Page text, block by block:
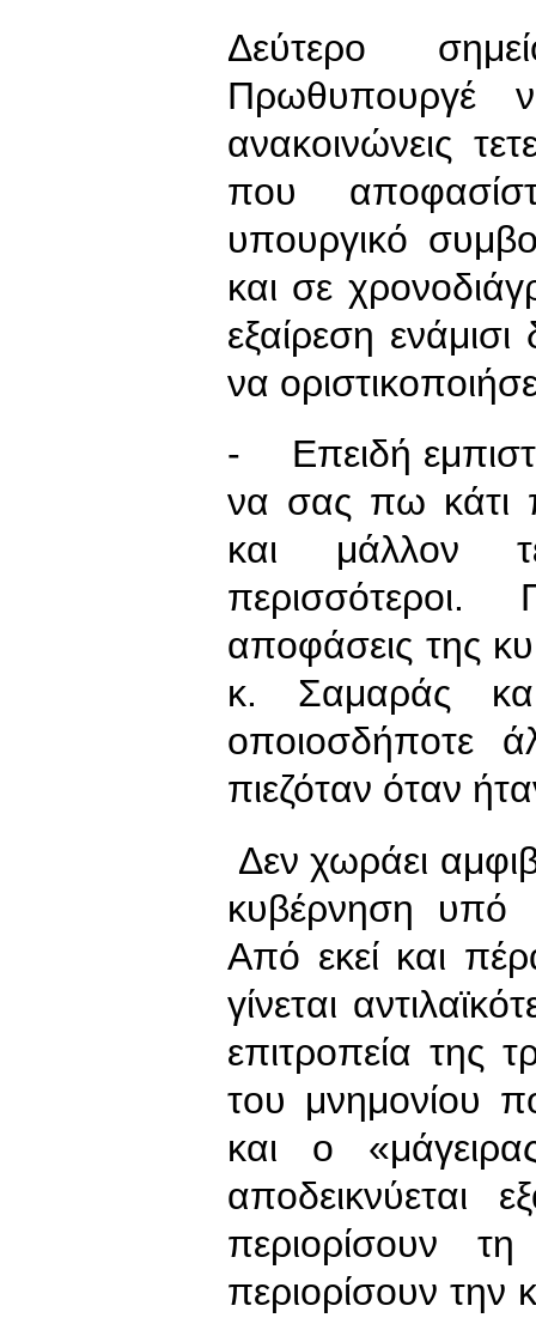
Δεύτερο
Πρωθυπουργέ
ανακοινώνεις
που
υπουργικό
και σε
εξαίρεση
να
- Επειδή
να σας πω κάτι
και μάλλον
περισσότεροι.
αποφάσεις της
κ. Σαμαράς
οποιοσδήποτε
πιεζόταν όταν
Δεν χωράει
κυβέρνηση υπό
Από εκεί και
γίνεται
επιτροπεία της
του μνημονίου
και ο
αποδεικνύεται
περιορίσουν
περιορίσουν την